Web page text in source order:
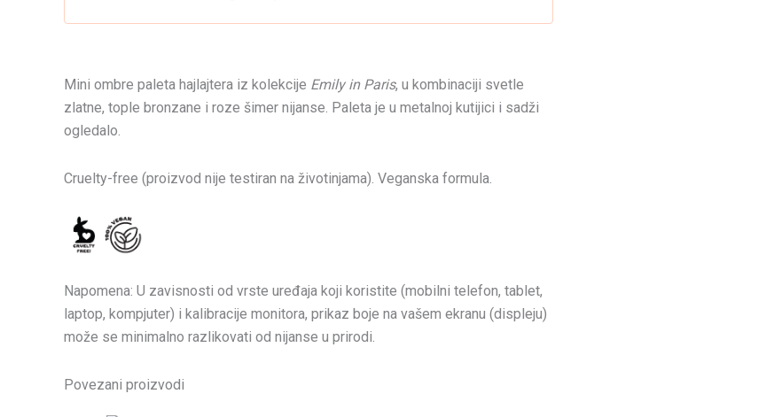
Mini ombre paleta hajlajtera iz kolekcije Emily in Paris, u kombinaciji svetle
zlatne, tople bronzane i roze šimer nijanse. Paleta je u metalnoj kutijici i sadži
ogledalo.
Cruelty-free (proizvod nije testiran na životinjama). Veganska formula.
Napomena: U zavisnosti od vrste uređaja koji koristite (mobilni telefon, tablet,
laptop, kompjuter) i kalibracije monitora, prikaz boje na vašem ekranu (displeju)
može se minimalno razlikovati od nijanse u prirodi.
Povezani proizvodi